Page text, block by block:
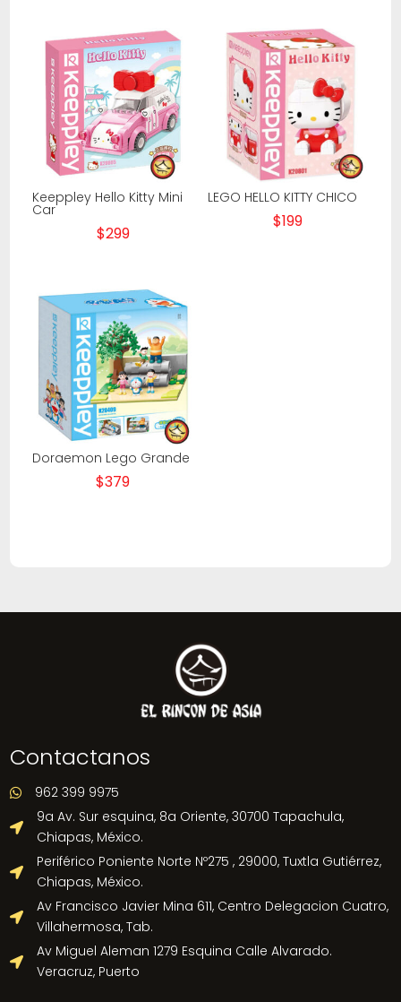
Keeppley Hello Kitty Mini
Car
$299
LEGO HELLO KITTY CHICO
$199
Doraemon Lego Grande
$379
Contactanos
 962 399 9975

9a Av. Sur esquina, 8a Oriente, 30700 Tapachula,
Chiapas, México.

Periférico Poniente Norte Nº275 , 29000, Tuxtla Gutiérrez,
Chiapas, México.

Av Francisco Javier Mina 611, Centro Delegacion Cuatro,
Villahermosa, Tab.

Av Miguel Aleman 1279 Esquina Calle Alvarado.
Veracruz, Puerto